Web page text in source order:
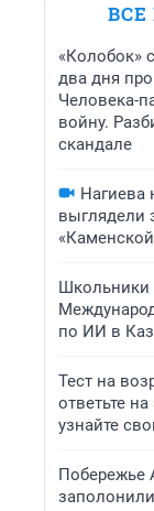
ВСЕ
«Колобок»
два дня
Человека-
войну.
скандале
Нагиева
выглядели
Школьники
по ИИ в
Тест на
ответьте
узнайте
Побережье